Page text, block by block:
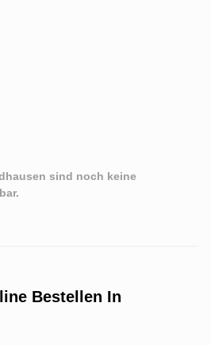
sind noch keine
Bestellen In